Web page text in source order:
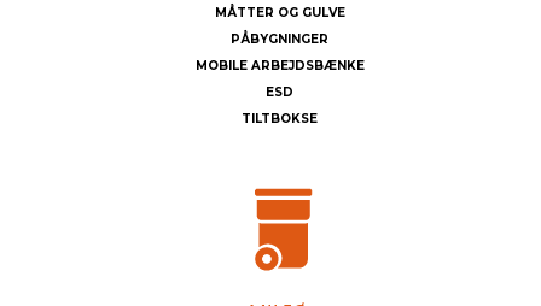
MÅTTER OG GULVE
PÅBYGNINGER
MOBILE ARBEJDSBÆNKE
ESD
TILTBOKSE